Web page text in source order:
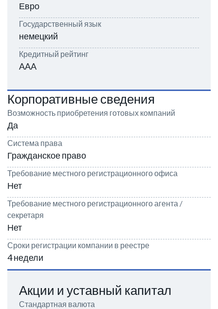
Евро
Государственный язык
немецкий
Кредитный рейтинг
AAA
Корпоративные сведения
Возможность приобретения готовых компаний
Да
Система права
Гражданское право
Требование местного регистрационного офиса
Нет
Требование местного регистрационного агента /
секретаря
Нет
Сроки регистрации компании в реестре
4 недели
Акции и уставный капитал
Стандартная валюта